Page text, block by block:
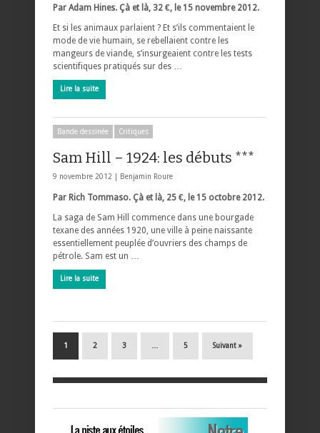
Par Adam Hines. Çà et là, 32 €, le 15 novembre 2012.
Et si les animaux parlaient ? Et s’ils commentaient le
mode de vie humain, se rebellaient contre les
mangeurs de viande, s’insurgeaient contre les tests
scientifiques pratiqués sur des …
Lire la suite
Bande dessinée Critiques
Sam Hill – 1924: les débuts ***
9 novembre 2012 | Benjamin Roure
Par Rich Tommaso. Çà et là, 25 €, le 15 octobre 2012.
La saga de Sam Hill commence dans une bourgade
texane des années 1920, une ville à peine naissante
essentiellement peuplée d’ouvriers des champs de
pétrole. Sam est un …
Lire la suite
1 2 3 5 Suivant »